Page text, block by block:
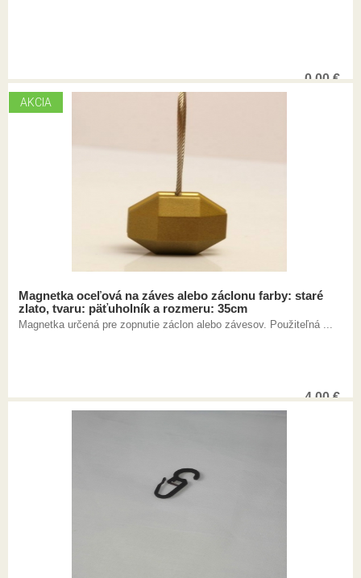
0,00€
AKCIA
Magnetka oceľová na záves alebo záclonu farby: staré
zlato, tvaru: päťuholník a rozmeru: 35cm
Magnetka určená pre zopnutie záclon alebo závesov. Použiteľná ...
4,00€